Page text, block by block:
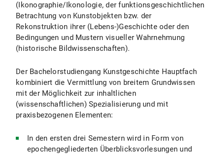
(Ikonographie/Ikonologie, der funktionsgeschichtlichen
Betrachtung von Kunstobjekten bzw. der
Rekonstruktion ihrer (Lebens-)Geschichte oder den
Bedingungen und Mustern visueller Wahrnehmung
(historische Bildwissenschaften).
Der Bachelorstudiengang Kunstgeschichte Hauptfach
kombiniert die Vermittlung von breitem Grundwissen
mit der Möglichkeit zur inhaltlichen
(wissenschaftlichen) Spezialisierung und mit
praxisbezogenen Elementen:
In den ersten drei Semestern wird in Form von
epochengegliederten Überblicksvorlesungen und